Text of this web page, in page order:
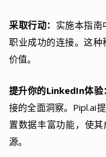
采取行动： 实施本指南
职业成功的连接。这
价值。
提升你的LinkedIn体验
接的全面洞察。Pipl.ai
置数据丰富功能，使
源。